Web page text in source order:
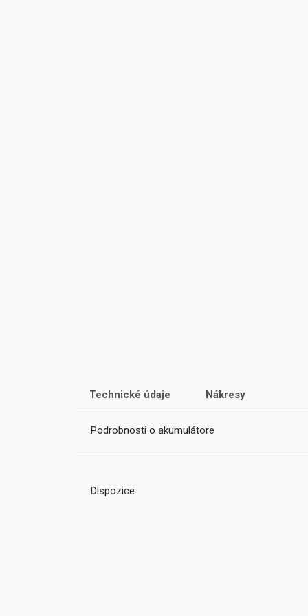
Technické údaje Nákresy
Podrobnosti o akumulátore
Dispozice: